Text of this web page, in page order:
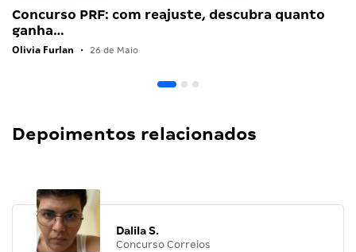
Concurso PRF: com reajuste, descubra quanto
ganha…
Olivia Furlan • 26 de Maio
Depoimentos relacionados
Dalila S.
Concurso Correios